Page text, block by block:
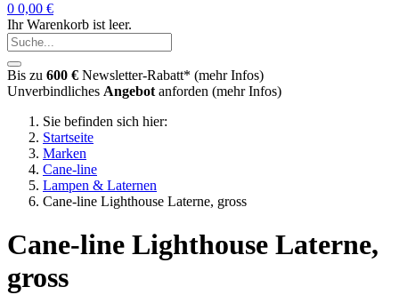
0 0,00 €
Ihr Warenkorb ist leer.
Bis zu 600 € Newsletter-Rabatt* (mehr Infos)
Unverbindliches Angebot anforden (mehr Infos)
Sie befinden sich hier:
Startseite
Marken
Cane-line
Lampen & Laternen
Cane-line Lighthouse Laterne, gross
Cane-line Lighthouse Laterne,
gross